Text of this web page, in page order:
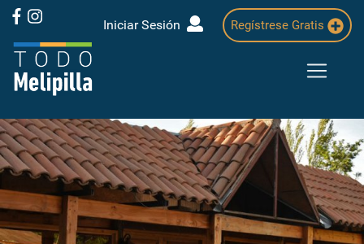
Iniciar Sesión Regístrese Gratis